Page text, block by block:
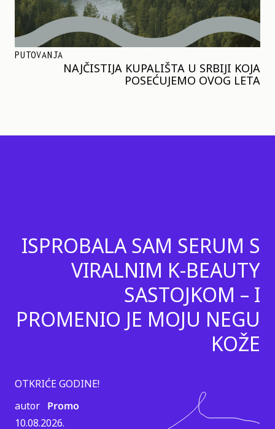
PUTOVANJA
NAJČISTIJA KUPALIŠTA U SRBIJI KOJA
POSEĆUJEMO OVOG LETA
ISPROBALA SAM SERUM S
VIRALNIM K-BEAUTY
SASTOJKOM – I
PROMENIO JE MOJU NEGU
KOŽE
OTKRIĆE GODINE!
autor Promo
10.08.2026.